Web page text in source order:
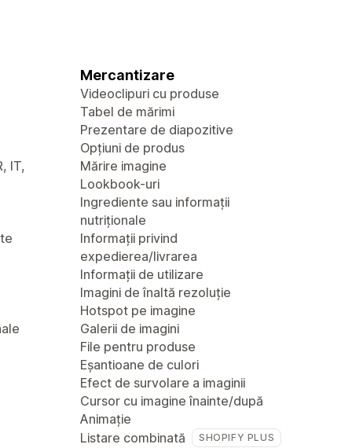
IT,
Mercantizare
Videoclipuri cu produse
Tabel de mărimi
Prezentare de diapozitive
Opțiuni de produs
Mărire imagine
Lookbook-uri
Ingrediente sau informații
nutriționale
Informații privind
expedierea/livrarea
Informații de utilizare
Imagini de înaltă rezoluție
Hotspot pe imagine
Galerii de imagini
File pentru produse
Eșantioane de culori
Efect de survolare a imaginii
Cursor cu imagine înainte/după
Animație
Listare combinată
SHOPIFY PLUS